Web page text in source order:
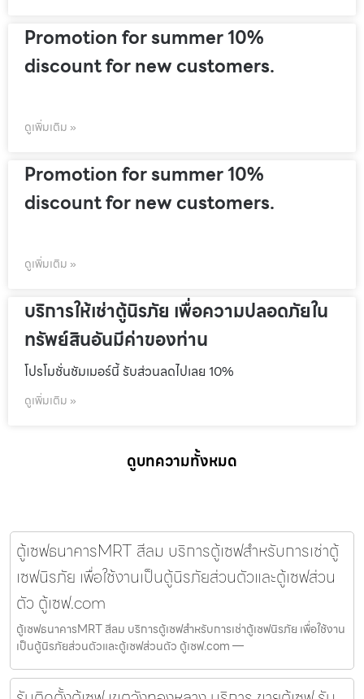
Promotion for summer 10%
discount for new customers.
ดูเพิ่มเติม »
Promotion for summer 10%
discount for new customers.
ดูเพิ่มเติม »
บริการให้เช่าตู้นิรภัย เพื่อความปลอดภัยใน
ทรัพย์สินอันมีค่าของท่าน
โปรโมชั่นชัมเมอร์นี้ รับส่วนลดไปเลย 10%
ดูเพิ่มเติม »
ดูบทความทั้งหมด
ตู้เซฟธนาคารMRT สีลม บริการตู้เซฟสำหรับการเช่าตู้
เซฟนิรภัย เพื่อใช้งานเป็นตู้นิรภัยส่วนตัวและตู้เซฟส่วน
ตัว ตู้เซฟ.com
ตู้เซฟธนาคารMRT สีลม บริการตู้เซฟสำหรับการเช่าตู้เซฟนิรภัย เพื่อใช้งาน
เป็นตู้นิรภัยส่วนตัวและตู้เซฟส่วนตัว ตู้เซฟ.com —